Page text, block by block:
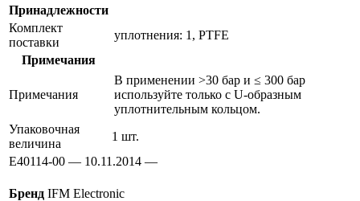
Принадлежности
Комплект
поставки
уплотнения: 1, PTFE
Примечания
Примечания
В применении >30 бар и ≤ 300 бар
используйте только с U-образным
уплотнительным кольцом.
Упаковочная
величина
1 шт.
E40114-00 — 10.11.2014 —
Бренд IFM Electronic